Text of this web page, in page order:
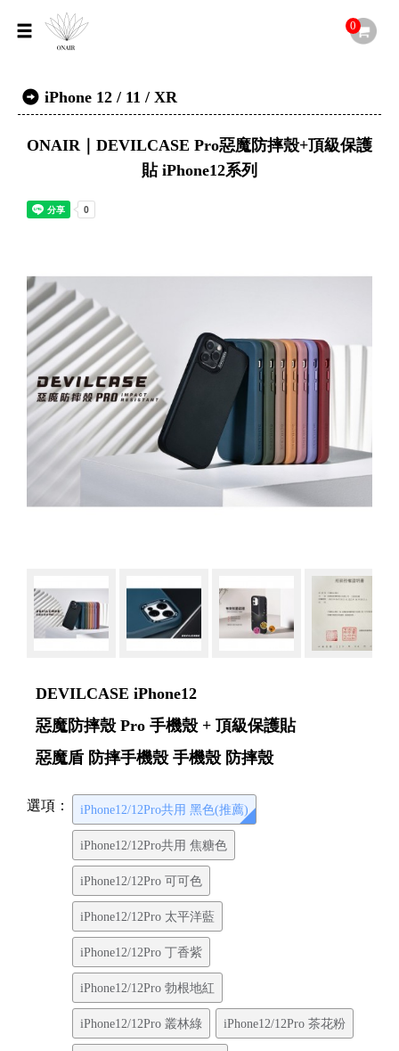
0
iPhone 12 / 11 / XR
ONAIR｜DEVILCASE Pro惡魔防摔殼+頂級保護
貼 iPhone12系列
DEVILCASE iPhone12
惡魔防摔殼 Pro 手機殼 + 頂級保護貼
惡魔盾 防摔手機殼 手機殼 防摔殼
選項： iPhone12/12Pro共用 黑色(推薦)
iPhone12/12Pro共用 焦糖色
iPhone12/12Pro 可可色
iPhone12/12Pro 太平洋藍
iPhone12/12Pro 丁香紫
iPhone12/12Pro 勃根地紅
iPhone12/12Pro 叢林綠 iPhone12/12Pro 茶花粉